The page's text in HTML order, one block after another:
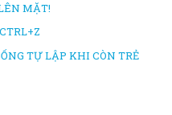
MẶT!
TỰ LẬP KHI CÒN TRẺ